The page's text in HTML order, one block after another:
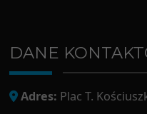
DANE
Adres: Plac T.